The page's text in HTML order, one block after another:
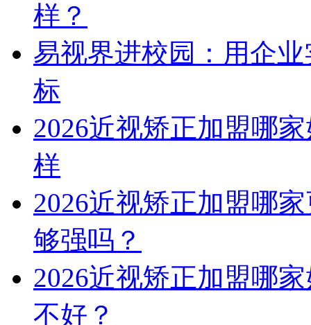
样？
易视界进校园：用企
标
2026近视矫正加盟哪
样
2026近视矫正加盟哪
够强吗？
2026近视矫正加盟哪
不好？